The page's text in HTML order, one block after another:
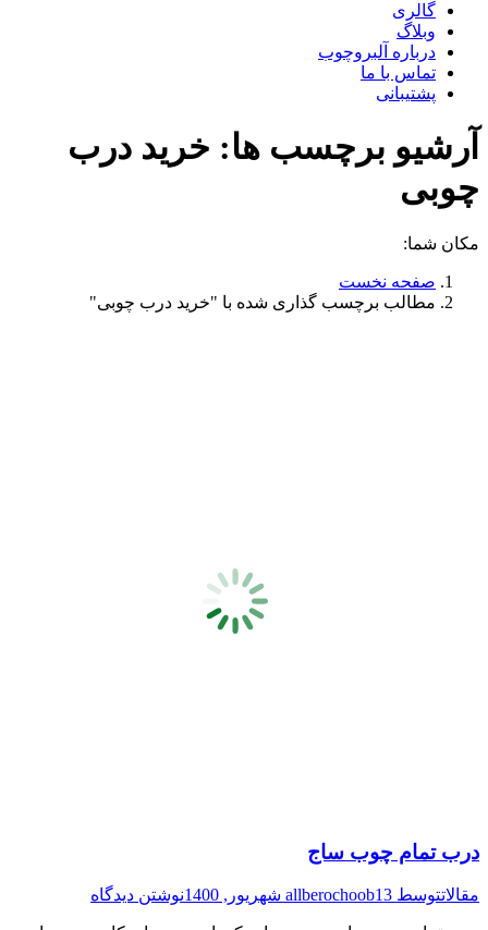
گالری
وبلاگ
درباره آلبروچوب
تماس با ما
پشتیبانی
آرشیو برچسب ها: خرید درب
چوبی
مکان شما:
صفحه نخست
مطالب برچسب گذاری شده با "خرید درب چوبی"
درب تمام چوب ساج
مقالاتتوسط allberochoob13 شهریور, 1400 نوشتن دیدگاه